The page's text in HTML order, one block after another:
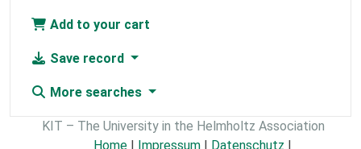
Add to your cart
Save record
More searches
KIT – The University in the Helmholtz Association
Home
Impressum Datenschutz